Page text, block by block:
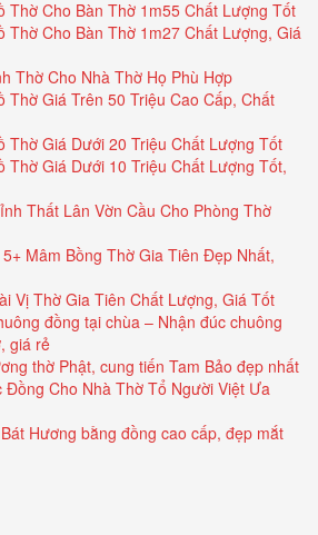
Thờ Cho Bàn Thờ 1m55 Chất Lượng Tốt
Thờ Cho Bàn Thờ 1m27 Chất Lượng, Giá
Thờ Cho Nhà Thờ Họ Phù Hợp
Thờ Giá Trên 50 Triệu Cao Cấp, Chất
Thờ Giá Dưới 20 Triệu Chất Lượng Tốt
Thờ Giá Dưới 10 Triệu Chất Lượng Tốt,
Thất Lân Vờn Cầu Cho Phòng Thờ
Mâm Bồng Thờ Gia Tiên Đẹp Nhất,
Vị Thờ Gia Tiên Chất Lượng, Giá Tốt
đồng tại chùa – Nhận đúc chuông
giá rẻ
thờ Phật, cung tiến Tam Bảo đẹp nhất
Đồng Cho Nhà Thờ Tổ Người Việt Ưa
Hương bằng đồng cao cấp, đẹp mắt